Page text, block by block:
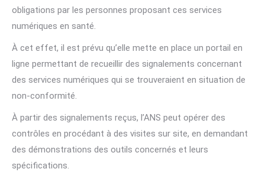
obligations par les personnes proposant ces services
numériques en santé.
À cet effet, il est prévu qu’elle mette en place un portail en
ligne permettant de recueillir des signalements concernant
des services numériques qui se trouveraient en situation de
non-conformité.
À partir des signalements reçus, l’ANS peut opérer des
contrôles en procédant à des visites sur site, en demandant
des démonstrations des outils concernés et leurs
spécifications.